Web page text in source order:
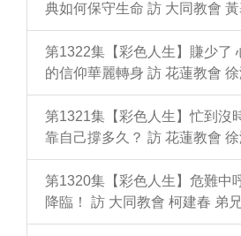
典如何保守生命 訪 大同教會
第1322集【彩色人生】賺少了
的信仰華麗轉身 訪 花蓮教會
第1321集【彩色人生】忙到沒
靠自己撐多久？ 訪 花蓮教會
第1320集【彩色人生】危難中
降臨！ 訪 大同教會 柯建春 弟